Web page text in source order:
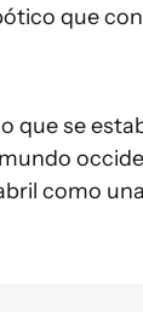
que
que se
como